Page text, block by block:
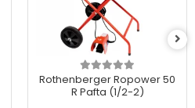
Rothenberger Ropower 50
R Pafta (1/2-2)